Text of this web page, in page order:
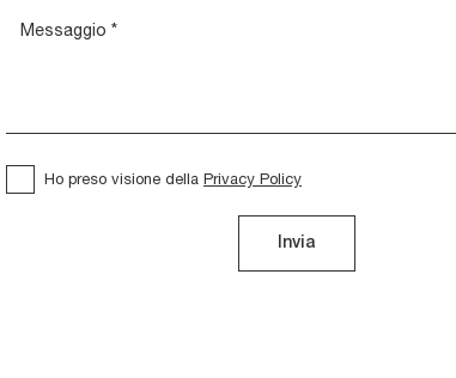
Ho preso visione della Privacy Policy
Invia